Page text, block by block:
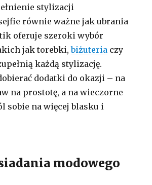
stylizacji
równie ważne jak ubrania
oferuje szeroki wybór
jak torebki,biżuteria czy
każdą stylizację.
dodatki do okazji – na
na prostotę, a na wieczorne
sobie na więcej blasku i
modowego